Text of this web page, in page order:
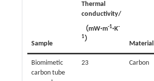
Sample
Thermal
conductivity/
（mW·m-1·K-
1）
Material
Biomimetic
carbon tube
23 Carbon